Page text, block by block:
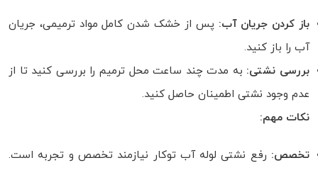
باز کردن جریان آب: پس از خشک شدن کامل مواد ترمیمی، جریان
آب را باز کنید.
بررسی نشتی: به مدت چند ساعت محل ترمیم را بررسی کنید تا از
عدم وجود نشتی اطمینان حاصل کنید.
نکات مهم:
تخصص: رفع نشتی لوله آب توکار نیازمند تخصص و تجربه است.